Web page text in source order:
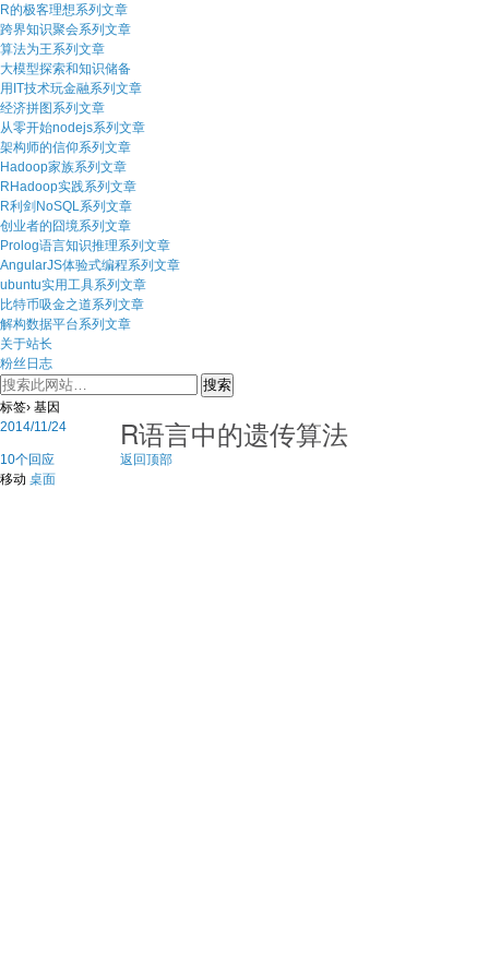
R的极客理想系列文章
跨界知识聚会系列文章
算法为王系列文章
大模型探索和知识储备
用IT技术玩金融系列文章
经济拼图系列文章
从零开始nodejs系列文章
架构师的信仰系列文章
Hadoop家族系列文章
RHadoop实践系列文章
R利剑NoSQL系列文章
创业者的囧境系列文章
Prolog语言知识推理系列文章
AngularJS体验式编程系列文章
ubuntu实用工具系列文章
比特币吸金之道系列文章
解构数据平台系列文章
关于站长
粉丝日志
标签› 基因
2014/11/24
R语言中的遗传算法
10个回应
返回顶部
移动 桌面